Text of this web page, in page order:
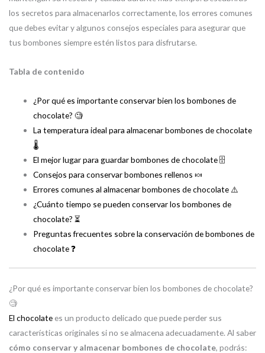
los secretos para almacenarlos correctamente, los errores comunes
que debes evitar y algunos consejos especiales para asegurar que
tus bombones siempre estén listos para disfrutarse.
Tabla de contenido
¿Por qué es importante conservar bien los bombones de
chocolate? 🧐
La temperatura ideal para almacenar bombones de chocolate
🌡️
El mejor lugar para guardar bombones de chocolate 🗄️
Consejos para conservar bombones rellenos 🍬
Errores comunes al almacenar bombones de chocolate ⚠️
¿Cuánto tiempo se pueden conservar los bombones de
chocolate? ⏳
Preguntas frecuentes sobre la conservación de bombones de
chocolate ❓
¿Por qué es importante conservar bien los bombones de chocolate?
🧐
El chocolate es un producto delicado que puede perder sus
características originales si no se almacena adecuadamente. Al saber
cómo conservar y almacenar bombones de chocolate, podrás: